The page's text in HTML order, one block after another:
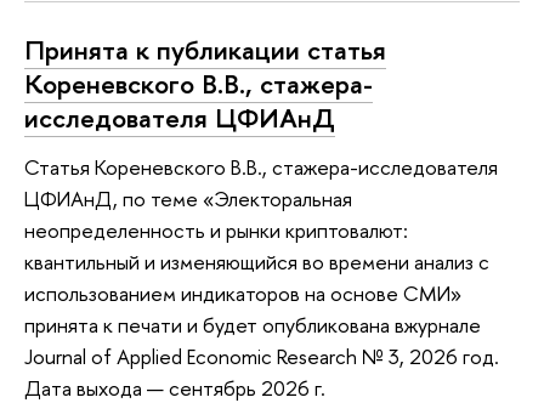
Принята к публикации статья
Кореневского В.В., стажера-
исследователя ЦФИАнД
Статья Кореневского В.В., стажера-исследователя
ЦФИАнД, по теме «Электоральная
неопределенность и рынки криптовалют:
квантильный и изменяющийся во времени анализ с
использованием индикаторов на основе СМИ»
принята к печати и будет опубликована вжурнале
Journal of Applied Economic Research № 3, 2026 год.
Дата выхода — сентябрь 2026 г.